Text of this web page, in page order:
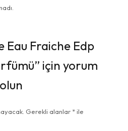
Eau Fraiche Edp
için yorum
Gerekli alanlar *ile